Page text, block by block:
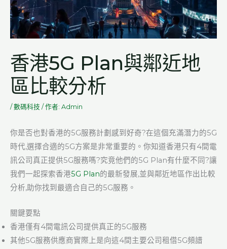
香港5G Plan與鄰近地
區比較分析
/ 數碼科技 / 作者: Admin
你是否也對香港的5G服務計劃感到好奇?在這個充滿潛力的5G
時代,選擇合適的5G方案是非常重要的。你知道香港只有4間電
訊公司真正提供5G服務嗎?究竟他們的5G Plan有什麼不同?讓
我們一起探索香港5G Plan的最新發展,並與鄰近地區作出比較
分析,助你找到最適合自己的5G服務。
關鍵要點
香港僅有4間電訊公司提供真正的5G服務
其他5G服務供應商實際上是向這4間主要公司租借5G頻譜